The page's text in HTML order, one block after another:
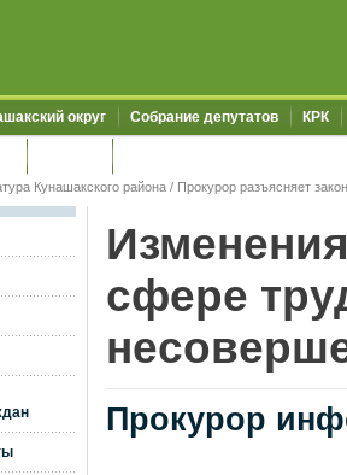
округ Собрание депутатов КРК
Кунашакского района / Прокурор разъясняет закон
сфере
Прокурор